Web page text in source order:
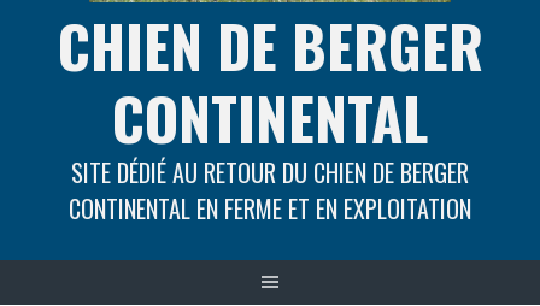
CHIEN DE BERGER
CONTINENTAL
SITE DÉDIÉ AU RETOUR DU CHIEN DE BERGER
CONTINENTAL EN FERME ET EN EXPLOITATION